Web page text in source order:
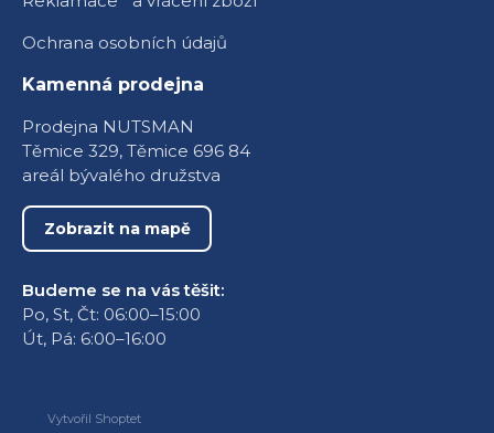
Ochrana osobních údajů
Kamenná prodejna
Prodejna NUTSMAN
Těmice 329, Těmice 696 84
areál bývalého družstva
Zobrazit na mapě
Budeme se na vás těšit:
Po, St, Čt: 06:00–15:00
Út, Pá: 6:00–16:00
Vytvořil Shoptet